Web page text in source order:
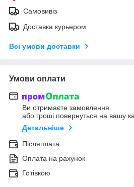
Самовивіз
Доставка курьером
Всі умови доставки
Умови оплати
Ви отримаєте замовлення
або гроші повернуться на вашу
Детальніше
Післяплата
Оплата на рахунок
Готівкою